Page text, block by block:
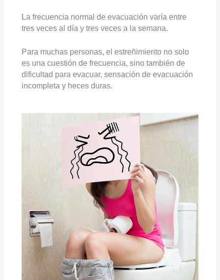
La frecuencia normal de evacuación varía entre
tres veces al día y tres veces a la semana.
Para muchas personas, el estreñimiento no solo
es una cuestión de frecuencia, sino también de
dificultad para evacuar, sensación de evacuación
incompleta y heces duras.